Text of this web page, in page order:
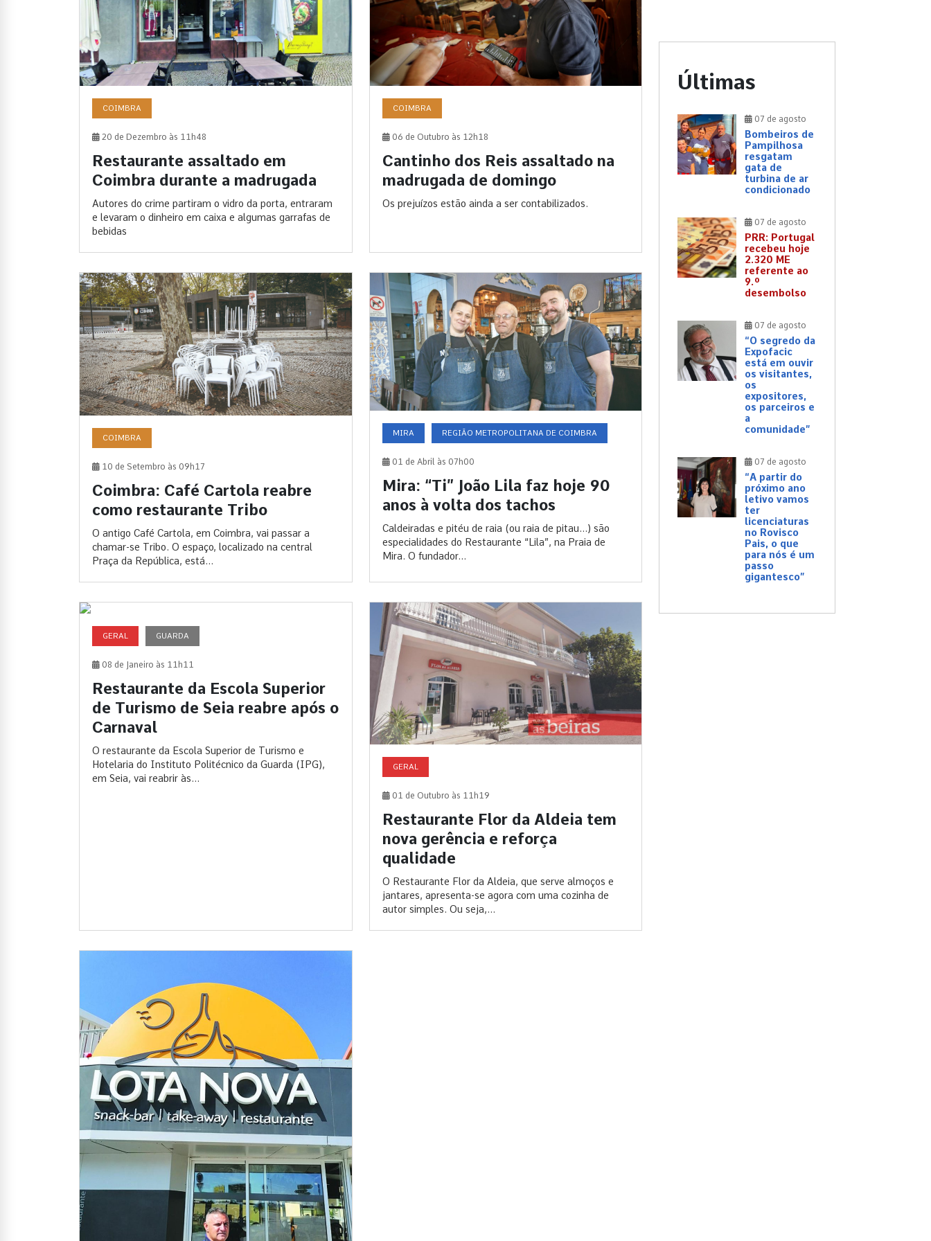
COIMBRA
20 de Dezembro às 11h48
Restaurante assaltado em
Coimbra durante a madrugada
Autores do crime partiram o vidro da porta, entraram
e levaram o dinheiro em caixa e algumas garrafas de
bebidas
COIMBRA
06 de Outubro às 12h18
Cantinho dos Reis assaltado na
madrugada de domingo
Os prejuízos estão ainda a ser contabilizados.
COIMBRA
10 de Setembro às 09h17
Coimbra: Café Cartola reabre
como restaurante Tribo
O antigo Café Cartola, em Coimbra, vai passar a
chamar-se Tribo. O espaço, localizado na central
Praça da República, está...
MIRA REGIÃO METROPOLITANA DE COIMBRA
01 de Abril às 07h00
Mira: “Ti” João Lila faz hoje 90
anos à volta dos tachos
Caldeiradas e pitéu de raia (ou raia de pitau...) são
especialidades do Restaurante “Lila”, na Praia de
Mira. O fundador...
GERAL GUARDA
08 de Janeiro às 11h11
Restaurante da Escola Superior
de Turismo de Seia reabre após o
Carnaval
O restaurante da Escola Superior de Turismo e
Hotelaria do Instituto Politécnico da Guarda (IPG),
em Seia, vai reabrir às...
GERAL
01 de Outubro às 11h19
Restaurante Flor da Aldeia tem
nova gerência e reforça
qualidade
O Restaurante Flor da Aldeia, que serve almoços e
jantares, apresenta-se agora com uma cozinha de
autor simples. Ou seja,...
Últimas
07 de agosto
Bombeiros de
Pampilhosa
resgatam
gata de
turbina de ar
condicionado
07 de agosto
PRR: Portugal
recebeu hoje
2.320 ME
referente ao
9.º
desembolso
07 de agosto
“O segredo da
Expofacic
está em ouvir
os visitantes,
os
expositores,
os parceiros e
a
comunidade”
07 de agosto
“A partir do
próximo ano
letivo vamos
ter
licenciaturas
no Rovisco
Pais, o que
para nós é um
passo
gigantesco”